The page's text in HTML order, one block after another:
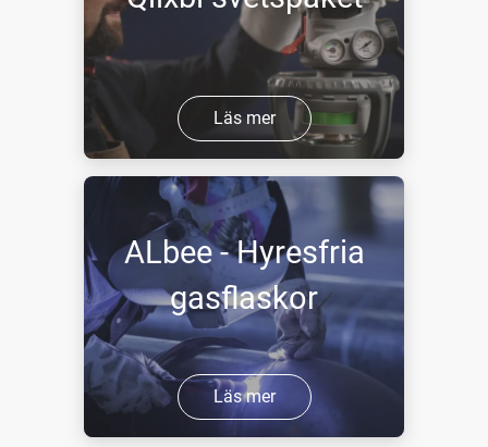
Läs mer
ALbee - Hyresfria
gasflaskor
Läs mer